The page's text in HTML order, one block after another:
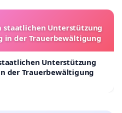
staatlichen Unterstützung
in der Trauerbewältigung
Unterstützung
der Trauerbewältigung